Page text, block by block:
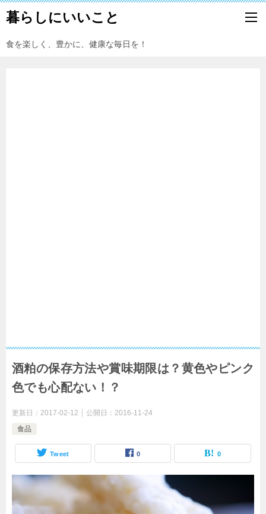
暮らしにいいこと
食を楽しく、豊かに、健康な毎日を！
酒粕の保存方法や賞味期限は？黄色やピンク
色でも心配ない！？
更新日： 2017-02-12 公開日： 2016-11-24
食品
Tweet 0 0